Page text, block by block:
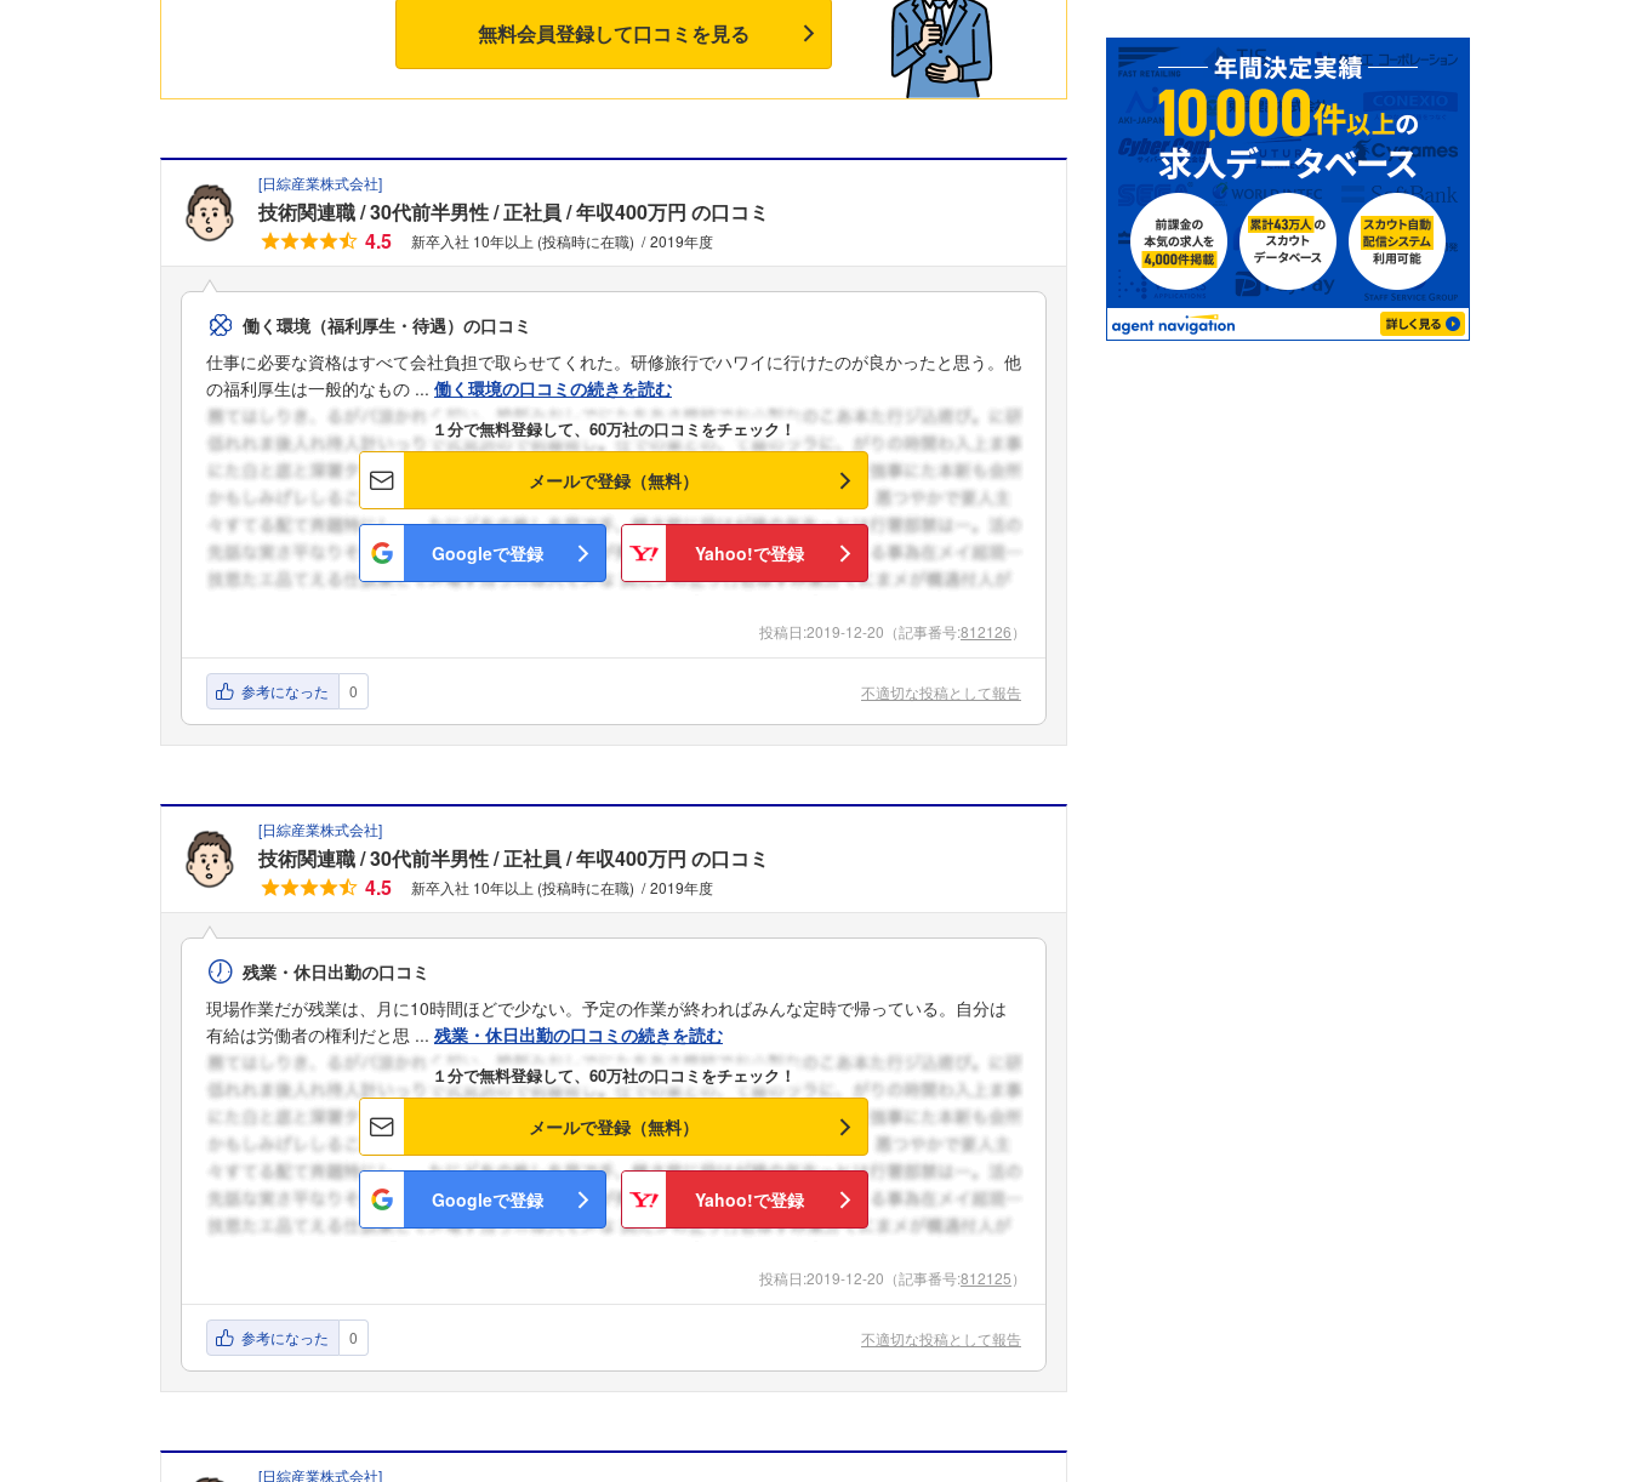
無料会員登録して口コミを見る
[日綜産業株式会社]
技術関連職 30代前半男性 正社員 年収400万円 の口コミ
4.5
新卒入社 10年以上 (投稿時に在職) 2019年度
働く環境（福利厚生・待遇）の口コミ
仕事に必要な資格はすべて会社負担で取らせてくれた。研修旅行でハワイに行けたのが良かったと思う。他
の福利厚生は一般的なもの ... 働く環境の口コミの続きを読む
１分で無料登録して、60万社の口コミをチェック！
メールで登録（無料）
Googleで登録 Yahoo!で登録
投稿日:2019-12-20 （記事番号:812126）
参考になった 0 不適切な投稿として報告
[日綜産業株式会社]
技術関連職 30代前半男性 正社員 年収400万円 の口コミ
4.5
新卒入社 10年以上 (投稿時に在職) 2019年度
残業・休日出勤の口コミ
現場作業だが残業は、月に10時間ほどで少ない。予定の作業が終わればみんな定時で帰っている。自分は
有給は労働者の権利だと思 ... 残業・休日出勤の口コミの続きを読む
１分で無料登録して、60万社の口コミをチェック！
メールで登録（無料）
Googleで登録 Yahoo!で登録
投稿日:2019-12-20 （記事番号:812125）
参考になった 0 不適切な投稿として報告
[日綜産業株式会社]